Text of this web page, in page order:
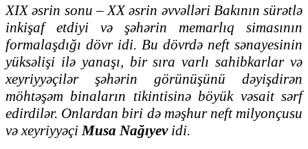
XIX əsrin sonu – XX əsrin əvvəlləri Bakının sürətlə
inkişaf etdiyi və şəhərin memarlıq simasının
formalaşdığı dövr idi. Bu dövrdə neft sənayesinin
yüksəlişi ilə yanaşı, bir sıra varlı sahibkarlar və
xeyriyyəçilər şəhərin görünüşünü dəyişdirən
möhtəşəm binaların tikintisinə böyük vəsait sərf
edirdilər. Onlardan biri də məşhur neft milyonçusu
və xeyriyyəçiMusa Nağıyevidi.